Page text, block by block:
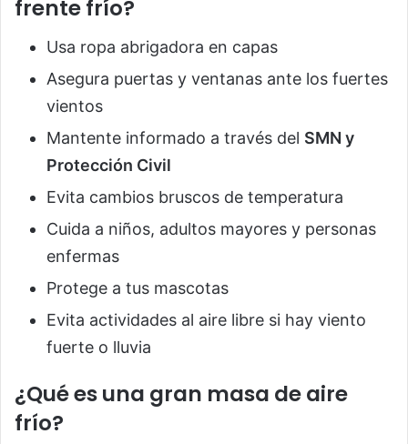
frente frío?
Usa ropa abrigadora en capas
Asegura puertas y ventanas ante los fuertes
vientos
Mantente informado a través del SMN y
Protección Civil
Evita cambios bruscos de temperatura
Cuida a niños, adultos mayores y personas
enfermas
Protege a tus mascotas
Evita actividades al aire libre si hay viento
fuerte o lluvia
¿Qué es una gran masa de aire
frío?